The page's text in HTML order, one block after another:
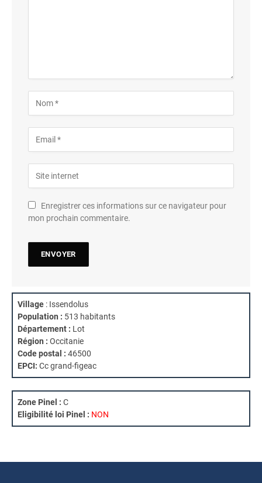
Enregistrer ces informations sur ce navigateur pour
mon prochain commentaire.
Village : Issendolus
Population : 513 habitants
Département : Lot
Région : Occitanie
Code postal : 46500
EPCI: Cc grand-figeac
Zone Pinel : C
Eligibilité loi Pinel : NON